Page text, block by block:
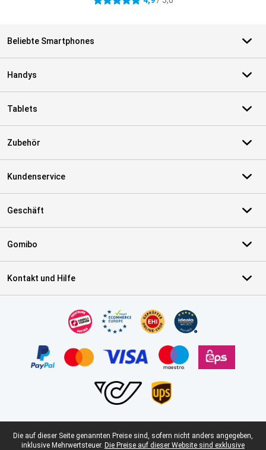
Beliebte Smartphones
Handys
Tablets
Zubehör
Kundenservice
Geschäft
Gomibo
Kontakt und Hilfe
Juristische Fußzeile
Die auf dieser Seite genannten Preise sind, sofern nicht anders angegeben,
inklusive Mehrwertsteuer. Die Preise auf dieser Website sind exklusive